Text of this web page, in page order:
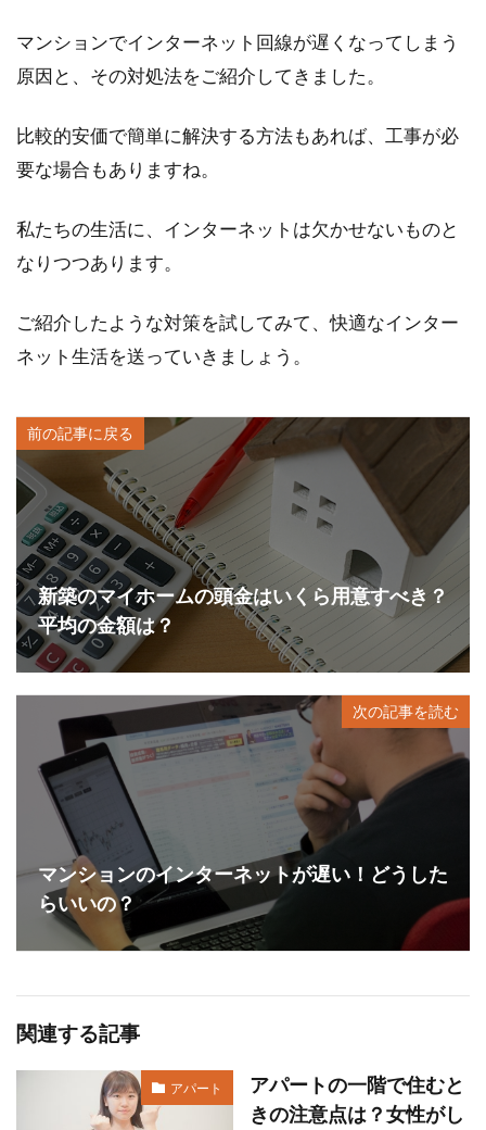
マンションでインターネット回線が遅くなってしまう
原因と、その対処法をご紹介してきました。
比較的安価で簡単に解決する方法もあれば、工事が必
要な場合もありますね。
私たちの生活に、インターネットは欠かせないものと
なりつつあります。
ご紹介したような対策を試してみて、快適なインター
ネット生活を送っていきましょう。
前の記事に戻る
新築のマイホームの頭金はいくら用意すべき？
平均の金額は？
次の記事を読む
マンションのインターネットが遅い！どうした
らいいの？
関連する記事
アパート
アパートの一階で住むと
きの注意点は？女性がし